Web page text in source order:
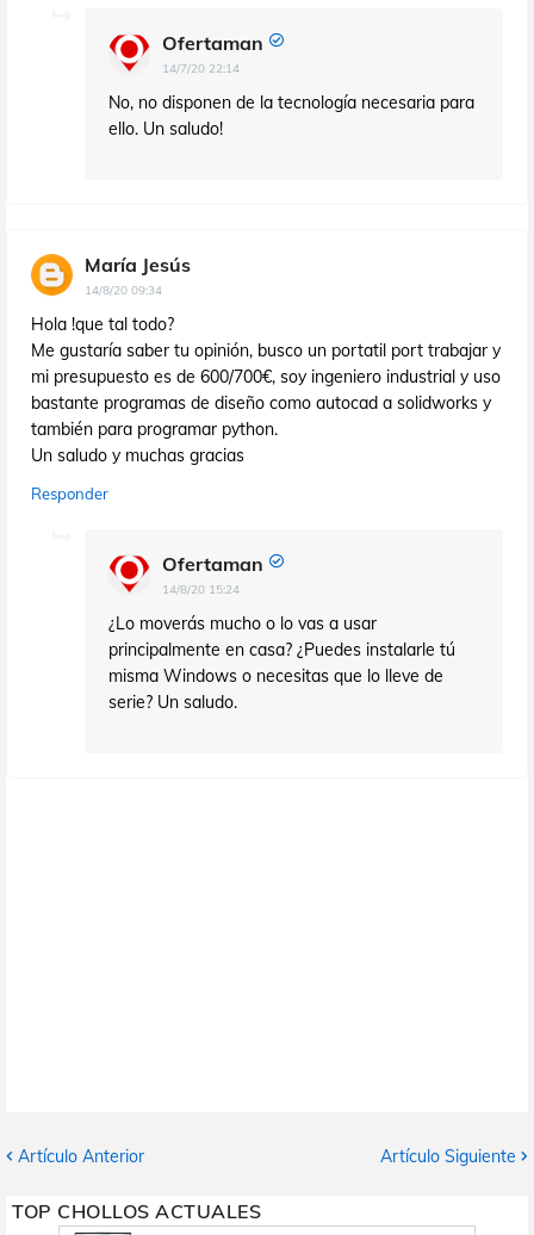
Ofertaman
14/7/20 22:14
No, no disponen de la tecnología necesaria para
ello. Un saludo!
María Jesús
14/8/20 09:34
Hola !que tal todo?
Me gustaría saber tu opinión, busco un portatil port trabajar y
mi presupuesto es de 600/700€, soy ingeniero industrial y uso
bastante programas de diseño como autocad a solidworks y
también para programar python.
Un saludo y muchas gracias
Responder
Ofertaman
14/8/20 15:24
¿Lo moverás mucho o lo vas a usar
principalmente en casa? ¿Puedes instalarle tú
misma Windows o necesitas que lo lleve de
serie? Un saludo.
Artículo Anterior Artículo Siguiente
TOP CHOLLOS ACTUALES